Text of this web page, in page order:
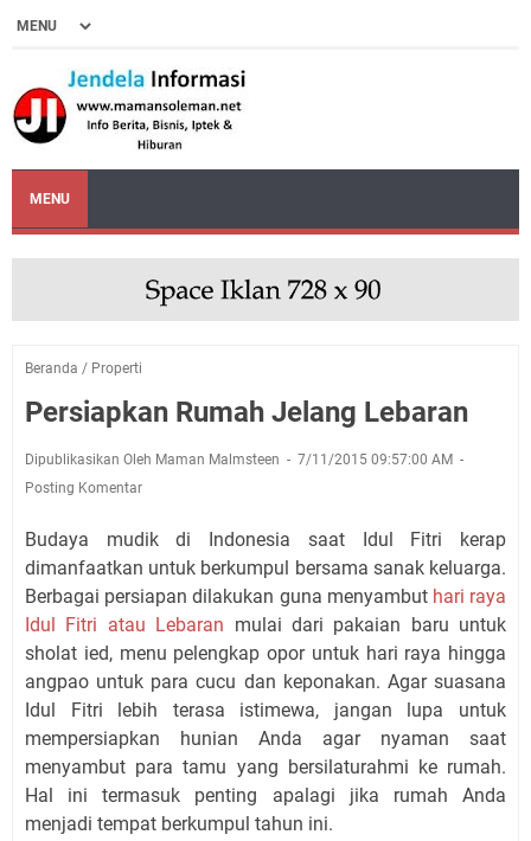
MENU
Beranda / Properti
Persiapkan Rumah Jelang Lebaran
Dipublikasikan Oleh Maman Malmsteen
7/11/2015 09:57:00 AM
Posting Komentar
Budaya mudik di Indonesia saat Idul Fitri kerap
dimanfaatkan untuk berkumpul bersama sanak keluarga.
Berbagai persiapan dilakukan guna menyambut hari raya
Idul Fitri atau Lebaran mulai dari pakaian baru untuk
sholat ied, menu pelengkap opor untuk hari raya hingga
angpao untuk para cucu dan keponakan. Agar suasana
Idul Fitri lebih terasa istimewa, jangan lupa untuk
mempersiapkan hunian Anda agar nyaman saat
menyambut para tamu yang bersilaturahmi ke rumah.
Hal ini termasuk penting apalagi jika rumah Anda
menjadi tempat berkumpul tahun ini.